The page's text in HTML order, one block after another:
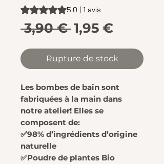
La note est de 5.0 sur cinq étoiles selon
5.0 | 1 avis
3,90 € Prix original
1,95 €Prix
Rupture de stock
Les bombes de bain sont
fabriquées à la main dans
notre atelier! Elles se
composent de:
✅98% d’ingrédients d’origine
naturelle
✅Poudre de plantes Bio